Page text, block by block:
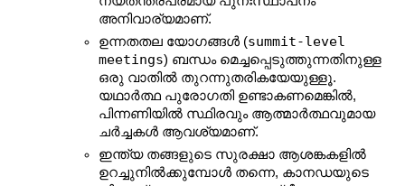
അനിവാര്യമാണ്.
ഉന്നതതല യോഗങ്ങൾ (summit-level
meetings) ബന്ധം മെച്ചപ്പെടുത്തുന്നതിനുള്ള
ഒരു വാതിൽ തുറന്നുതരികയേയുള്ളൂ.
യഥാർത്ഥ പുരോഗതി ഉണ്ടാകണമെങ്കിൽ,
പിന്നണിയിൽ സ്ഥിരവും ആത്മാർത്ഥവുമായ
ചർച്ചകൾ ആവശ്യമാണ്.
ഇന്ത്യ തങ്ങളുടെ സുരക്ഷാ ആശങ്കകളിൽ
ഉറച്ചുനിൽക്കുമ്പോൾ തന്നെ, കാനഡയുടെ